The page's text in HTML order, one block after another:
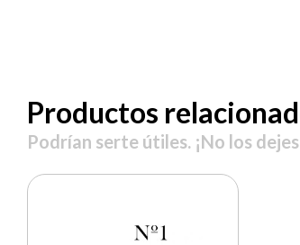
Productos
Podrían serte útiles. ¡No los